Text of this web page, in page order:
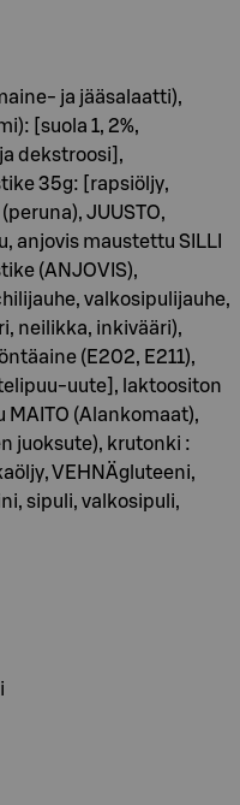
ja jääsalaatti),
[suola 1, 2%,
dekstroosi],
35g: [rapsiöljy,
JUUSTO,
anjovis maustettu SILLI
(ANJOVIS),
valkosipulijauhe,
neilikka, inkivääri),
(E202, E211),
uute], laktoositon
MAITO (Alankomaat),
juoksute), krutonki :
VEHNÄgluteeni,
sipuli, valkosipuli,